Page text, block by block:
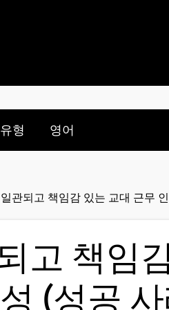
형 영어
관되고 책임감 있는 교대 근무
고 책임
(성공